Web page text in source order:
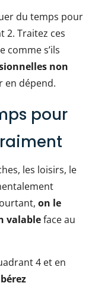
du temps pour
2. Traitez ces
comme s’ils
non
en dépend.
pour
les loisirs, le
on le
valableface au
4 et en